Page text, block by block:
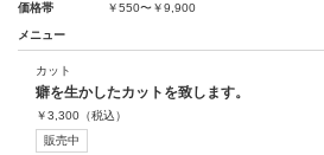
価格帯
￥550〜￥9,900
メニュー
カット
癖を生かしたカットを致します。
￥3,300 （税込）
販売中